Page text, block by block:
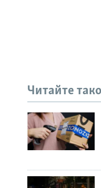
Читайте